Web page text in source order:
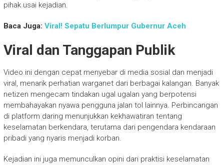
pihak usai kejadian.
Baca Juga: Viral! Sepatu Berlumpur Gubernur Aceh
Viral dan Tanggapan Publik
Video ini dengan cepat menyebar di media sosial dan menjadi
viral, menarik perhatian warganet dari berbagai kalangan. Banyak
netizen mengecam tindakan ugal ugalan yang berpotensi
membahayakan nyawa pengguna jalan tol lainnya. Perbincangan
di platform daring menunjukkan kekhawatiran tentang
keselamatan berkendara, terutama dari pengendara kendaraan
pribadi yang nyaris menjadi korban.
Kejadian ini juga memunculkan opini dari praktisi keselamatan